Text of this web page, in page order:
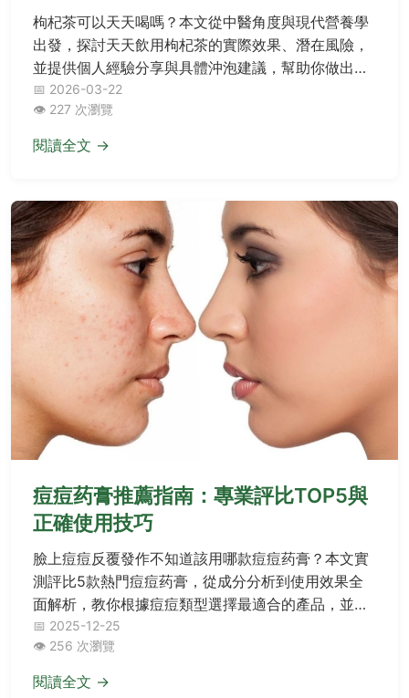
枸杞茶可以天天喝嗎？本文從中醫角度與現代營養學
出發，探討天天飲用枸杞茶的實際效果、潛在風險，
並提供個人經驗分享與具體沖泡建議，幫助你做出明
智選擇。
📅 2026-03-22
👁️ 227 次瀏覽
閱讀全文 →
痘痘药膏推薦指南：專業評比TOP5與
正確使用技巧
臉上痘痘反覆發作不知道該用哪款痘痘药膏？本文實
測評比5款熱門痘痘药膏，從成分分析到使用效果全
面解析，教你根據痘痘類型選擇最適合的產品，並提
供正確使用方法和常見問題解答，讓你徹底告別痘痘
困擾。
📅 2025-12-25
👁️ 256 次瀏覽
閱讀全文 →